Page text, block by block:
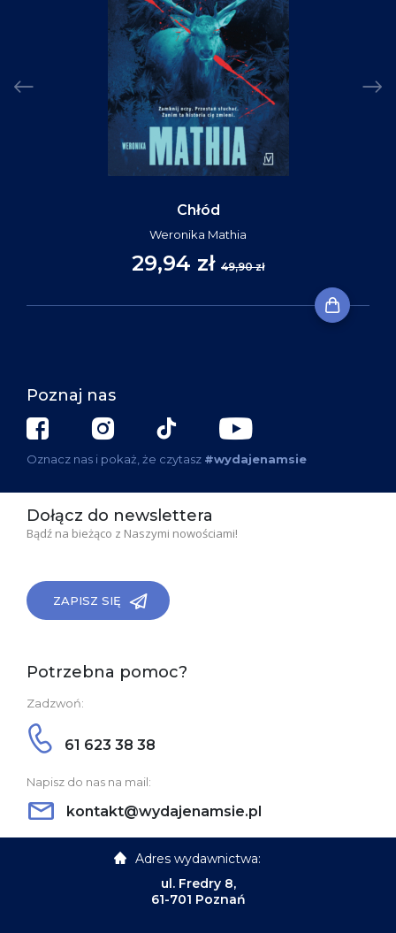
Chłód
Weronika Mathia
29,94 zł 49,90 zł
Poznaj nas
Oznacz nas i pokaż, że czytasz #wydajenamsie
Dołącz do newslettera
Bądź na bieżąco z Naszymi nowościami!
ZAPISZ SIĘ
Potrzebna pomoc?
Zadzwoń:
61 623 38 38
Napisz do nas na mail:
kontakt@wydajenamsie.pl
Adres wydawnictwa:
ul. Fredry 8,
61-701 Poznań